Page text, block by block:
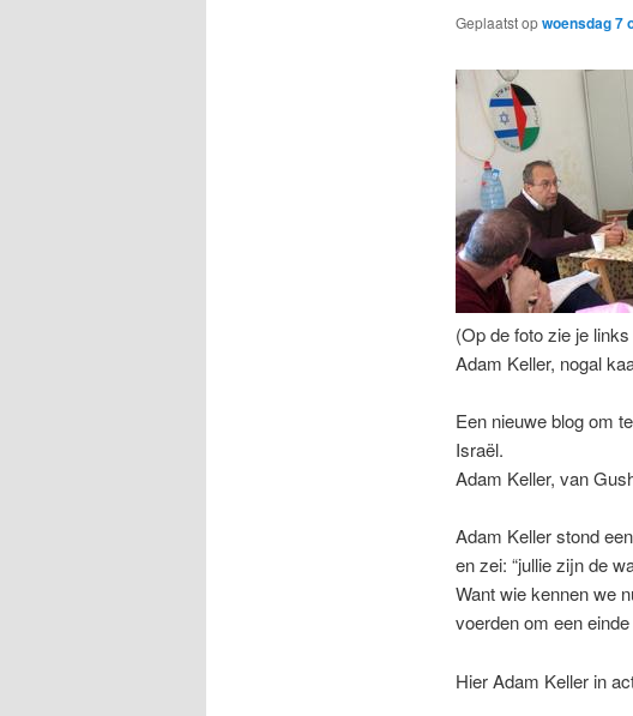
Geplaatst opwoensdag 7
(Op de foto zie je
Adam Keller, nogal
Een nieuwe blog om
Israël.
Adam Keller, van
Adam Keller stond
en zei: “jullie zijn de
Want wie kennen we
voerden om een
Hier Adam Keller in